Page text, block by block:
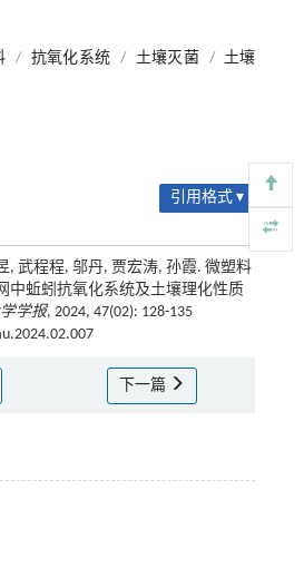
/ 抗氧化系统 / 土壤灭菌 / 土壤
引用格式 ▾
, 武程程, 邬丹, 贾宏涛, 孙霞. 微塑料
中蚯蚓抗氧化系统及土壤理化性质
学报, 2024, 47(02): 128-135
下一篇